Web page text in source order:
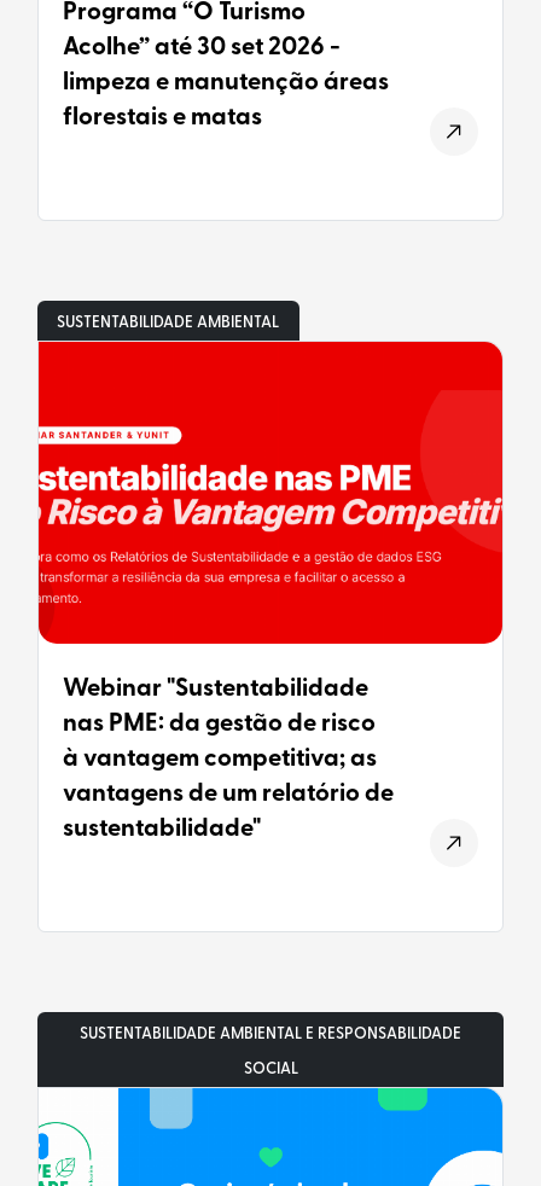
Programa “O Turismo
Acolhe” até 30 set 2026 -
limpeza e manutenção áreas
florestais e matas
SUSTENTABILIDADE AMBIENTAL
Webinar "Sustentabilidade
nas PME: da gestão de risco
à vantagem competitiva; as
vantagens de um relatório de
sustentabilidade"
SUSTENTABILIDADE AMBIENTAL E RESPONSABILIDADE
SOCIAL